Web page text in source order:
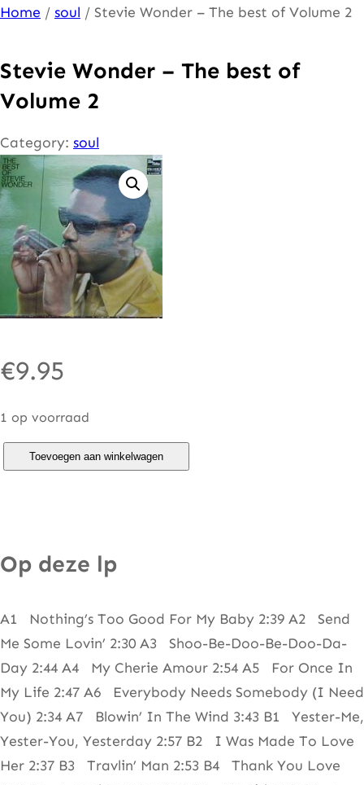
Ga
de
inhoud
Home / soul / Stevie Wonder – The best of Volume 2
Stevie Wonder – The best of
Volume 2
Category: soul
€9.95
1 op voorraad
e
o
n
d
e
r
–
T
Toevoegen aan winkelwagen
Op deze lp
A1 Nothing’s Too Good For My Baby 2:39 A2 Send
Me Some Lovin’ 2:30 A3 Shoo-Be-Doo-Be-Doo-Da-
Day 2:44 A4 My Cherie Amour 2:54 A5 For Once In
My Life 2:47 A6 Everybody Needs Somebody (I Need
You) 2:34 A7 Blowin’ In The Wind 3:43 B1 Yester-Me,
Yester-You, Yesterday 2:57 B2 I Was Made To Love
Her 2:37 B3 Travlin’ Man 2:53 B4 Thank You Love